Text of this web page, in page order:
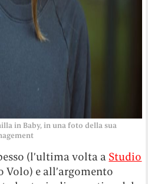
in Baby, in una foto della sua
(l’ultima volta a Studio
Volo) e all’argomento